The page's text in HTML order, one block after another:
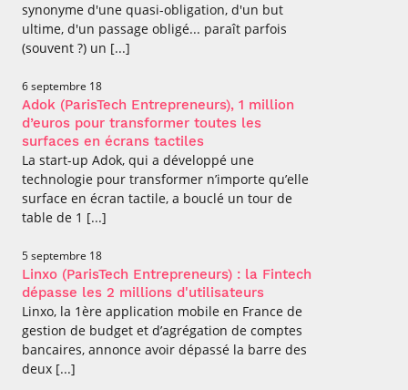
synonyme d'une quasi-obligation, d'un but
ultime, d'un passage obligé... paraît parfois
(souvent ?) un [...]
6 septembre 18
Adok (ParisTech Entrepreneurs), 1 million
d’euros pour transformer toutes les
surfaces en écrans tactiles
La start-up Adok, qui a développé une
technologie pour transformer n’importe qu’elle
surface en écran tactile, a bouclé un tour de
table de 1 [...]
5 septembre 18
Linxo (ParisTech Entrepreneurs) : la Fintech
dépasse les 2 millions d'utilisateurs
Linxo, la 1ère application mobile en France de
gestion de budget et d’agrégation de comptes
bancaires, annonce avoir dépassé la barre des
deux [...]